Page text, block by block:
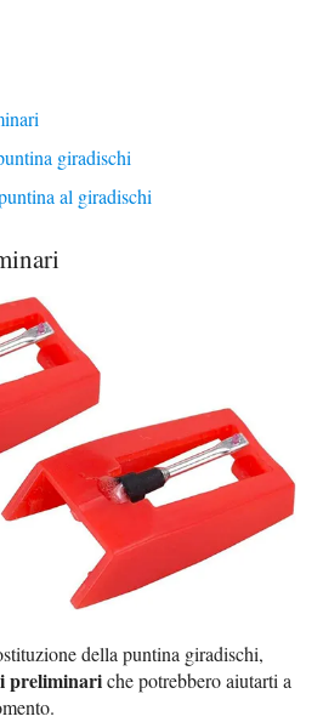
giradischi
al giradischi
della puntina giradischi,
preliminariche potrebbero aiutarti a